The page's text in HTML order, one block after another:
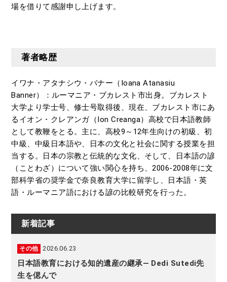
場を借りて感謝申し上げます。
著者略歴
イワナ・アタナシウ・バナー（Ioana Atanasiu
Banner）：ルーマニア・ブカレスト市出身。ブカレスト
大学より学士号、修士号取得後、現在、ブカレスト市にあ
るイオン・クレアンガ（Ion Creanga）高校で日本語教師
として教鞭をとる。主に、高校9～12年生向けの初級、初
中級、中級日本語や、日本の文化と社会に関する授業を担
当する。日本の宗教と伝統的な文化、そして、日本語の諺
（ことわざ）について強い関心を持ち、2006-2008年に文
部科学省の奨学金で奈良教育大学に留学し、日本語・英
語・ルーマニア語における諺の比較研究を行った。
新着記事
その他 2026.06.23
日本語教育における知的遺産の継承― Dedi Sutedi先
生を偲んで